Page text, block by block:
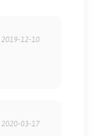
2019-12-10
2020-03-17